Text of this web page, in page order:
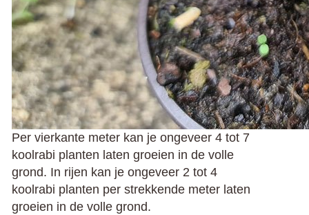
Per vierkante meter kan je ongeveer 4 tot 7
koolrabi planten laten groeien in de volle
grond. In rijen kan je ongeveer 2 tot 4
koolrabi planten per strekkende meter laten
groeien in de volle grond.